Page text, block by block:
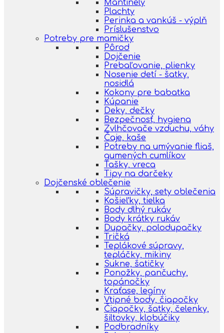
Mantinely
Plachty
Perinka a vankúš - výplň
Príslušenstvo
Potreby pre mamičky
Pôrod
Dojčenie
Prebaľovanie, plienky
Nosenie detí - šatky,
nosidlá
Kokony pre babatka
Kúpanie
Deky, dečky
Bezpečnosť, hygiena
Zvlhčovače vzduchu, váhy
Čaje, kaše
Potreby na umývanie fliaš,
gumených cumlíkov
Tašky, vreca
Tipy na darčeky
Dojčenské oblečenie
Súpravičky, sety oblečenia
Košieľky, tielka
Body dlhý rukáv
Body krátky rukáv
Dupačky, polodupačky
Tričká
Teplákové súpravy,
tepláčky, mikiny
Sukne, šatičky
Ponožky, pančuchy,
topánočky
Kraťase, legíny
Vtipné body, čiapočky
Čiapočky, šatky, čelenky,
šiltovky, klobúčiky
Podbradníky